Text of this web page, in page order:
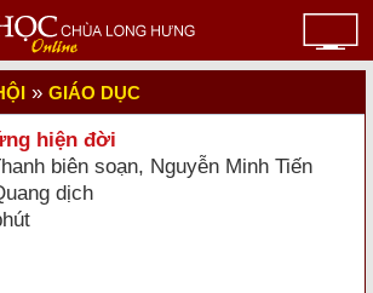
» GIÁO DỤC
hiện đời
biên soạn, Nguyễn Minh Tiến
dịch